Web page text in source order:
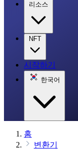
리소스
NFT
시작하기
한국어
홈
변환기